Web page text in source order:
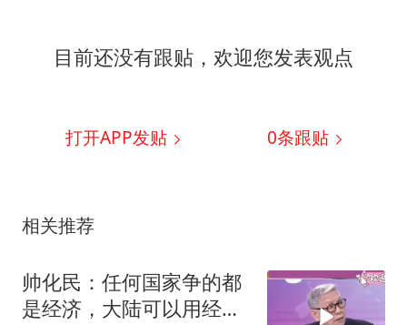
目前还没有跟贴，欢迎您发表观点
打开APP发贴 0条跟贴
相关推荐
帅化民：任何国家争的都
是经济，大陆可以用经济